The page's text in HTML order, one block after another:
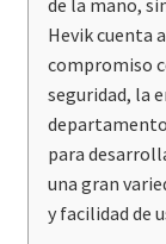
de la mano,
Hevik cuenta
compromiso
seguridad, la
para
una gran
y facilidad de